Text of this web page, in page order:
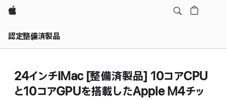
Apple
認定整備済製品
24インチiMac [整備済製品] 10コアCPU
と10コアGPUを搭載したApple M4チッ